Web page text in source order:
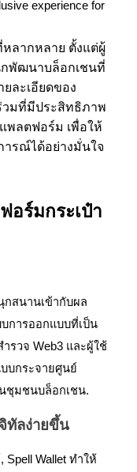
และสินค้าโภคภัณฑ์
กัน
experience for
ลากหลาย ตั้งแต่ผู้
กพัฒนาบล็อกเชนที่
ละเอียดของ
วมที่มีประสิทธิภาพ
พลตฟอร์ม เพื่อให้
ารณ์ได้อย่างมั่นใจ
อร์มกระเป๋า
สนานเข้ากับผล
การออกแบบที่เป็น
รวจ Web3 และผู้ใช้
บกระจายศูนย์
นชุมชนบล็อกเชน.
ทัลง่ายขึ้น
Wallet ทำให้